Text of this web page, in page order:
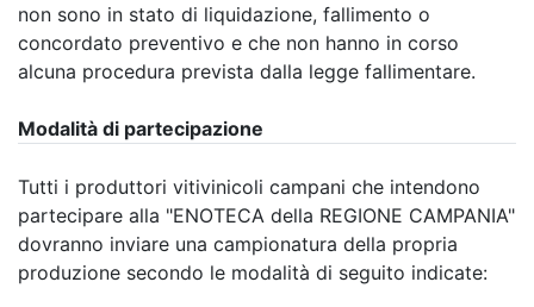
non sono in stato di liquidazione, fallimento o
concordato preventivo e che non hanno in corso
alcuna procedura prevista dalla legge fallimentare.
Modalità di partecipazione
Tutti i produttori vitivinicoli campani che intendono
partecipare alla "ENOTECA della REGIONE CAMPANIA"
dovranno inviare una campionatura della propria
produzione secondo le modalità di seguito indicate: